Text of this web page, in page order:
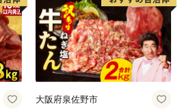
大阪府泉佐野市